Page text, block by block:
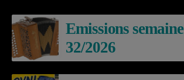
Emissions semaine
32/2026